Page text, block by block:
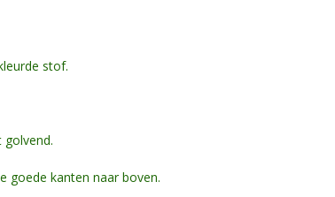
stof.
goede kanten naar boven.